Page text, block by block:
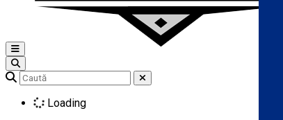
Open main menu
Loading